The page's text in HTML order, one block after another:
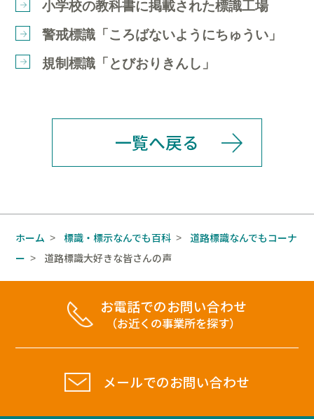
小学校の教科書に掲載された標識工場
警戒標識「ころばないようにちゅうい」
規制標識「とびおりきんし」
一覧へ戻る
ホーム > 標識・標示なんでも百科 >
道路標識なんでもコーナ
ー > 道路標識大好きな皆さんの声
お電話でのお問い合わせ
（お近くの事業所を探す）
メールでのお問い合わせ